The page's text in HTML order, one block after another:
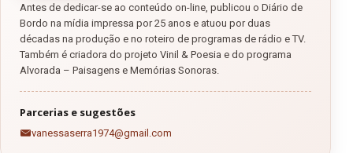
Antes de dedicar-se ao conteúdo on-line, publicou o Diário de
Bordo na mídia impressa por 25 anos e atuou por duas
décadas na produção e no roteiro de programas de rádio e TV.
Também é criadora do projeto Vinil & Poesia e do programa
Alvorada – Paisagens e Memórias Sonoras.
Parcerias e sugestões
vanessaserra1974@gmail.com